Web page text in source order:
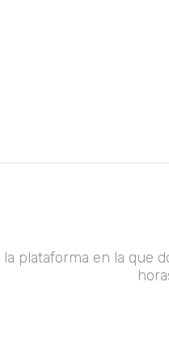
la plataforma en la